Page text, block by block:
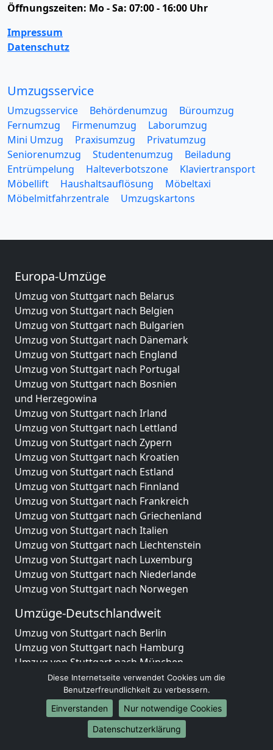
Öffnungszeiten: Mo - Sa: 07:00 - 16:00 Uhr
Impressum
Datenschutz
Umzugsservice
Umzugsservice Behördenumzug
Büroumzug
Fernumzug
Firmenumzug
Laborumzug
Mini Umzug
Praxisumzug
Privatumzug
Seniorenumzug
Studentenumzug
Beiladung
Entrümpelung
Halteverbotszone
Klaviertransport
Möbellift
Haushaltsauflösung
Möbeltaxi
Möbelmitfahrzentrale
Umzugskartons
Europa-Umzüge
Umzug von Stuttgart nach Belarus
Umzug von Stuttgart nach Belgien
Umzug von Stuttgart nach Bulgarien
Umzug von Stuttgart nach Dänemark
Umzug von Stuttgart nach England
Umzug von Stuttgart nach Portugal
Umzug von Stuttgart nach Bosnien
und Herzegowina
Umzug von Stuttgart nach Irland
Umzug von Stuttgart nach Lettland
Umzug von Stuttgart nach Zypern
Umzug von Stuttgart nach Kroatien
Umzug von Stuttgart nach Estland
Umzug von Stuttgart nach Finnland
Umzug von Stuttgart nach Frankreich
Umzug von Stuttgart nach Griechenland
Umzug von Stuttgart nach Italien
Umzug von Stuttgart nach Liechtenstein
Umzug von Stuttgart nach Luxemburg
Umzug von Stuttgart nach Niederlande
Umzug von Stuttgart nach Norwegen
Umzüge-Deutschlandweit
Umzug von Stuttgart nach Berlin
Umzug von Stuttgart nach Hamburg
Umzug von Stuttgart nach München
Umzug von Stuttgart nach Köln
Umzug von Stuttgart nach Frankfurt am Main
Umzug von Stuttgart nach Stuttgart
Umzug von Stuttgart nach Düsseldorf
Umzug von Stuttgart nach Leipzig
Diese Internetseite verwendet Cookies um die
Benutzerfreundlichkeit zu verbessern.
Einverstanden
Nur notwendige Cookies
Datenschutzerklärung